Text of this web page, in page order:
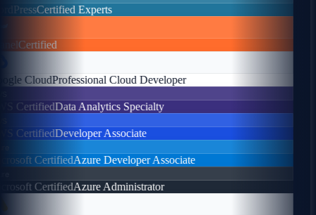
Certified Experts
Certified
CloudProfessional Cloud Developer
CertifiedData Analytics Specialty
CertifiedDeveloper Associate
CertifiedAzure Developer Associate
CertifiedAzure Administrator